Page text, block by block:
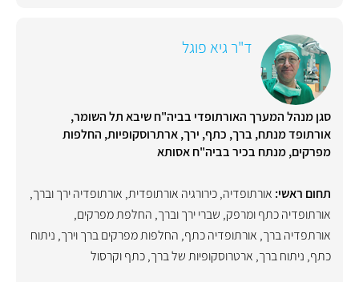
ד"ר גיא פוגל
סגן מנהל המערך האורתופדי בביה"ח שיבא תל השומר,
אורתופד מנתח, ברך, כתף, ירך, ארתרוסקופיות, החלפות
מפרקים, מנתח בכיר בביה"ח אסותא
תחום ראשי: אורתופדיה,כירורגיה אורתופדית, אורתופדיה ירך וברך,
אורתופדיה כתף ומרפק, שברי ירך וברך, החלפת מפרקים,
אורתפדיה ברך, אורתופדיה כתף, החלפות מפרקים ברך וירך, ניתוח
כתף, ניתוח ברך, ארטרוסקופיות של ברך, כתף וקרסול